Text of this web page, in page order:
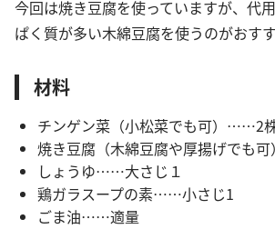
今回は焼き豆腐を使っていますが、代
ぱく質が多い木綿豆腐を使うのがおすす
材料
チンゲン菜（小松菜でも可）……2
焼き豆腐（木綿豆腐や厚揚げでも
しょうゆ……大さじ１
鶏ガラスープの素……小さじ1
ごま油……適量